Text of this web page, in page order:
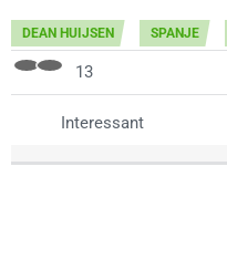
DEAN HUIJSEN SPANJE
13
Interessant